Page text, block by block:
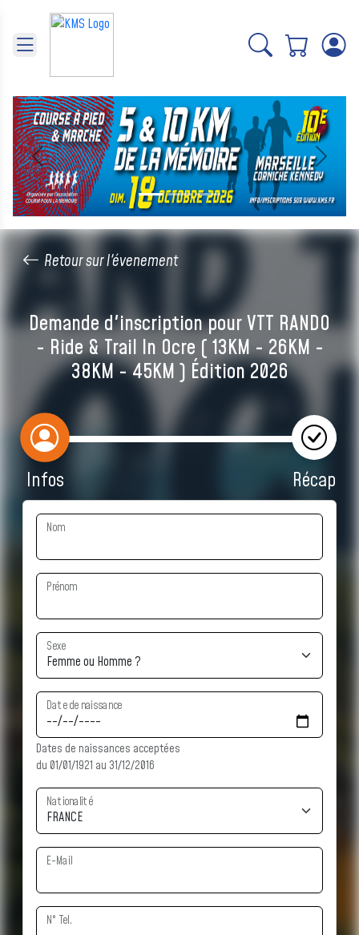
Précédent Suivant
Retour sur l'évenement
Demande d'inscription pour VTT RANDO
- Ride & Trail In Ocre ( 13KM - 26KM -
38KM - 45KM ) Édition 2026
Infos Récap
Nom
Prénom
Sexe
Date de naissance
Dates de naissances acceptées
du 01/01/1921 au 31/12/2016
Nationalité
E-Mail
N° Tel.
Panneau de gestion des cookies